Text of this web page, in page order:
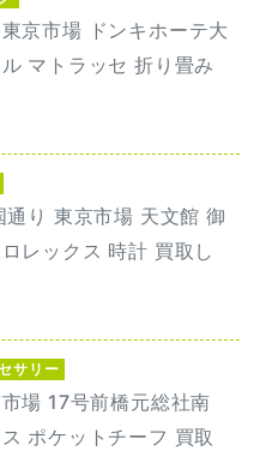
京市場 ドンキホーテ大
マトラッセ 折り畳み
り 東京市場 天文館 御
レックス 時計 買取し
サリー
場 17号前橋元総社南
ポケットチーフ 買取